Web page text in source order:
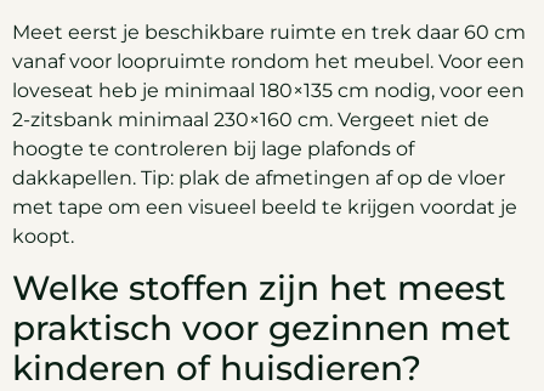
Meet eerst je beschikbare ruimte en trek daar 60 cm
vanaf voor loopruimte rondom het meubel. Voor een
loveseat heb je minimaal 180×135 cm nodig, voor een
2-zitsbank minimaal 230×160 cm. Vergeet niet de
hoogte te controleren bij lage plafonds of
dakkapellen. Tip: plak de afmetingen af op de vloer
met tape om een visueel beeld te krijgen voordat je
koopt.
Welke stoffen zijn het meest
praktisch voor gezinnen met
kinderen of huisdieren?